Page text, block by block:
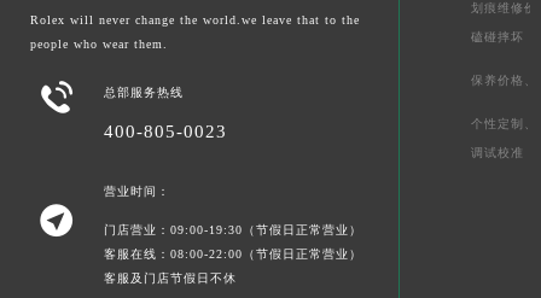
Rolex will never change the world.we leave that to the
people who wear them.
 总部服务热线
400-805-0023

营业时间：
门店营业：09:00-19:30（节假日正常营业）
客服在线：08:00-22:00（节假日正常营业）
客服及门店节假日不休
划痕维修价
磕碰摔坏
保养价格、
个性定制、
调试校准